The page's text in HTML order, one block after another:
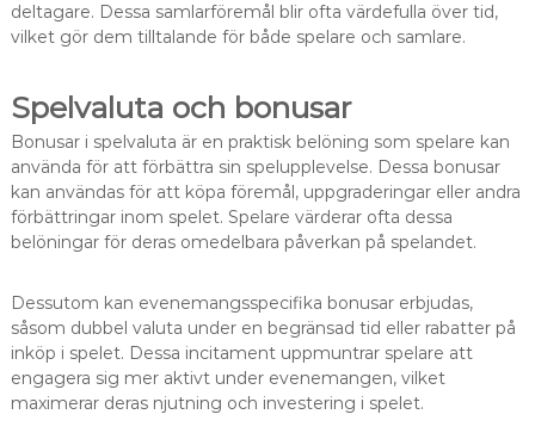
deltagare. Dessa samlarföremål blir ofta värdefulla över tid,
vilket gör dem tilltalande för både spelare och samlare.
Spelvaluta och bonusar
Bonusar i spelvaluta är en praktisk belöning som spelare kan
använda för att förbättra sin spelupplevelse. Dessa bonusar
kan användas för att köpa föremål, uppgraderingar eller andra
förbättringar inom spelet. Spelare värderar ofta dessa
belöningar för deras omedelbara påverkan på spelandet.
Dessutom kan evenemangsspecifika bonusar erbjudas,
såsom dubbel valuta under en begränsad tid eller rabatter på
inköp i spelet. Dessa incitament uppmuntrar spelare att
engagera sig mer aktivt under evenemangen, vilket
maximerar deras njutning och investering i spelet.